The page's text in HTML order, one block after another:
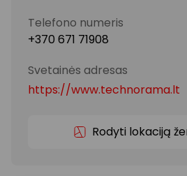
Telefono numeris
+370 671 71908
Svetainės adresas
https://www.technorama.lt
Rodyti lokaciją